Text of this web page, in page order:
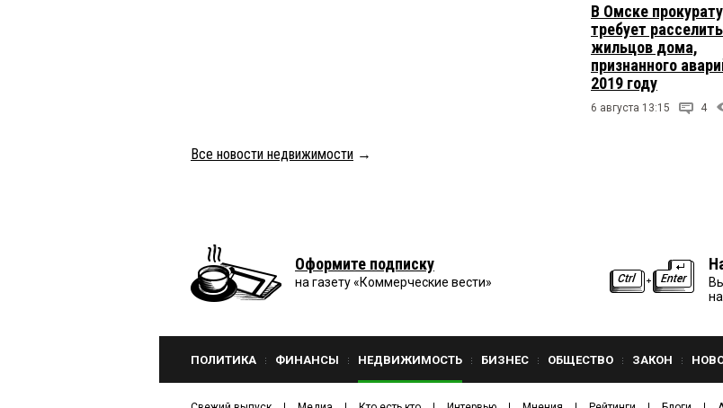
В Омске
требует расселить
жильцов дома,
признанного
2019 году
6 августа 13:15 4
Все новости недвижимости →
Оформите подписку
на газету «Коммерческие вести»
ПОЛИТИКА ФИНАНСЫ НЕДВИЖИМОСТЬ БИЗНЕС ОБЩЕСТВО ЗАКОН